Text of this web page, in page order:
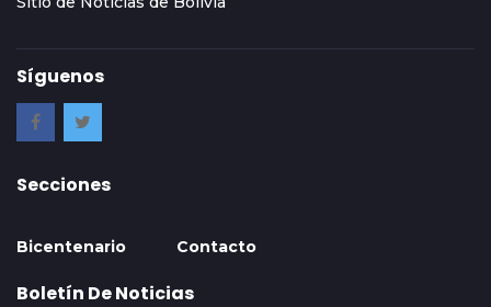
Síguenos
Secciones
Bicentenario Contacto
Boletín De Noticias